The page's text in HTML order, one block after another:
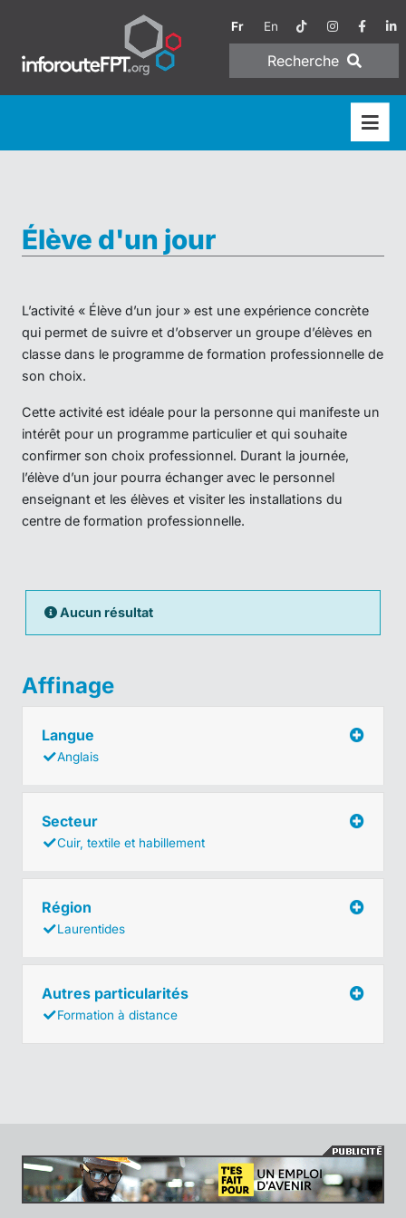
Fr En
Recherche
Élève d'un jour
L’activité « Élève d’un jour » est une expérience concrète
qui permet de suivre et d’observer un groupe d’élèves en
classe dans le programme de formation professionnelle de
son choix.
Cette activité est idéale pour la personne qui manifeste un
intérêt pour un programme particulier et qui souhaite
confirmer son choix professionnel. Durant la journée,
l’élève d’un jour pourra échanger avec le personnel
enseignant et les élèves et visiter les installations du
centre de formation professionnelle.
Aucun résultat
Affinage
Langue
Anglais
Secteur
Cuir, textile et habillement
Région
Laurentides
Autres particularités
Formation à distance